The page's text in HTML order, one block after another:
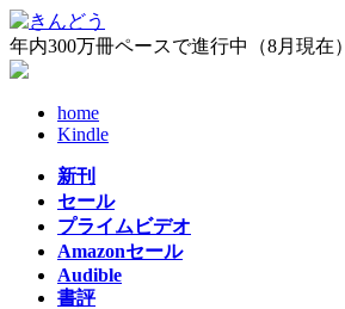
コ
ン
テ
ナ
ビ
ゲ
年内300万冊ペースで進行中（8月現在）
home
Kindle
新刊
セール
プライムビデオ
Amazonセール
Audible
書評